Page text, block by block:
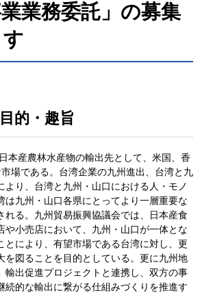
業務委託」の募集
的・趣旨
本産農林水産物の輸出先として、米国、香
場である。台湾企業の九州進出、台湾と九
より、台湾と九州・山口における人・モノ
は九州・山口各県にとってより一層重要な
れる。九州貿易振興協議会では、日本産食
や小売店において、九州・山口が一体とな
とにより、有望市場である台湾に対し、更
を図ることを目的としている。更に九州地
輸出促進プロジェクトと連携し、双方の事
続的な輸出に繋がる仕組みづくりを推進す